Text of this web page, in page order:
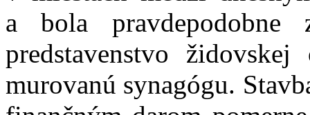
a bola
predstavenstvo
murovanú synagógu.